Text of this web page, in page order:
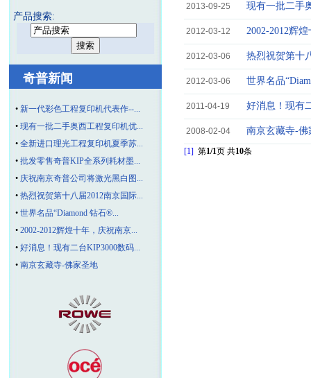
产品搜索:
奇普新闻
• 新一代彩色工程复印机代表作--...
• 现有一批二手奥西工程复印机优...
• 全新进口理光工程复印机夏季苏...
• 批发零售奇普KIP全系列耗材墨...
• 庆祝南京奇普公司将激光黑白图...
• 热烈祝贺第十八届2012南京国际...
• 世界名品“Diamond 钻石®...
• 2002-2012辉煌十年，庆祝南京...
• 好消息！现有二台KIP3000数码...
• 南京玄藏寺-佛家圣地
2013-09-25 现有一批二手
2012-03-12 2002-2012辉
2012-03-06 热烈祝贺第十
2012-03-06 世界名品
2011-04-19 好消息！现有
2008-02-04 南京玄藏寺-佛
[1] 第1/1页 共10条